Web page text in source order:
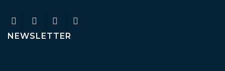
NEWSLETTER